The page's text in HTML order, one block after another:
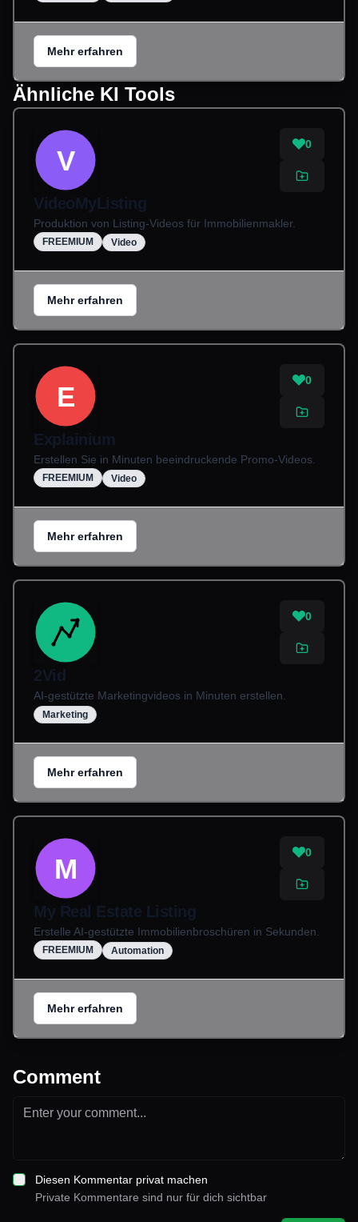
Mehr erfahren
Ähnliche KI Tools
V
0
VideoMyListing
Produktion von Listing-Videos für Immobilienmakler.
FREEMIUM Video
Mehr erfahren
E
0
Explainium
Erstellen Sie in Minuten beeindruckende Promo-Videos.
FREEMIUM Video
Mehr erfahren
0
2Vid
AI-gestützte Marketingvideos in Minuten erstellen.
Marketing
Mehr erfahren
M
0
My Real Estate Listing
Erstelle AI-gestützte Immobilienbroschüren in Sekunden.
FREEMIUM Automation
Mehr erfahren
Comment
Diesen Kommentar privat machen
Private Kommentare sind nur für dich sichtbar